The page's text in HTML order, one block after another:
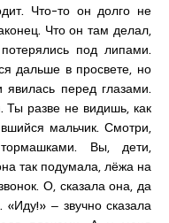
Что-то он долго не
Что он там делал,
под липами.
дальше в просвете, но
перед глазами.
Ты разве не видишь, как
мальчик. Смотри,
Вы, дети,
так подумала, лёжа на
О, сказала она, да
‒ звучно сказала